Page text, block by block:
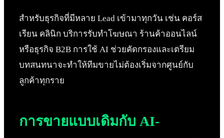
สำหรับธุรกิจที่มีหลาย Lead เข้ามาทุกวัน เช่น คอร์ส
เรียน คลินิก บริการรับทำโฆษณา ร้านค้าออนไลน์
หรือธุรกิจ B2B การใช้ AI ช่วยคัดกรองและเตรียม
บทสนทนาจะทำให้ทีมขายไม่ต้องเริ่มจากศูนย์กับ
ลูกค้าทุกราย
การขายแบบเดิมกับ AI-